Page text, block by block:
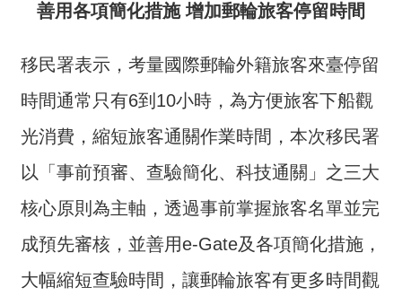
開
放
告
保
有
管
個
善用各項簡化措施 增加郵輪旅客停留時間
移民署表示，考量國際郵輪外籍旅客來臺停留
時間通常只有6到10小時，為方便旅客下船觀
光消費，縮短旅客通關作業時間，本次移民署
以「事前預審、查驗簡化、科技通關」之三大
核心原則為主軸，透過事前掌握旅客名單並完
成預先審核，並善用e-Gate及各項簡化措施，
大幅縮短查驗時間，讓郵輪旅客有更多時間觀